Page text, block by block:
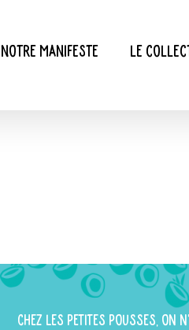
Notre manifeste Le
Chez Les Petites Pousses,